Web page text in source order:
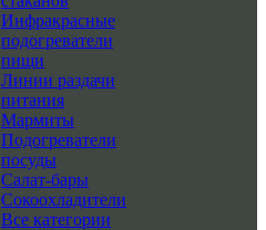
Инфракрасные
подогреватели
пищи
Линии раздачи
питания
Мармиты
Подогреватели
посуды
Салат-бары
Сокоохладители
Все категории